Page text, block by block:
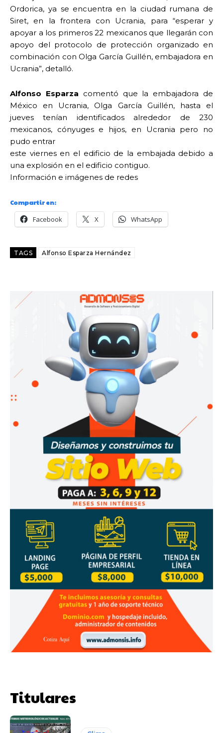
Ordorica, ya se encuentra en la ciudad rumana de
Siret, en la frontera con Ucrania, para “esperar y
apoyar a los primeros 22 mexicanos que llegarán con
apoyo del protocolo de protección organizado en
combinación con Olga García Guillén, embajadora en
Ucrania”, detalló.
Alfonso Esparza comentó que la embajadora de
México en Ucrania, Olga García Guillén, hasta el
jueves tenían identificados alrededor de 230
mexicanos, cónyuges e hijos, en Ucrania pero no
pudo entrar
este viernes en el edificio de la embajada debido a
una explosión en el edificio contiguo.
Información e imágenes de redes
Compartir en:
Facebook X WhatsApp
TAGS Alfonso Esparza Hernández
Titulares